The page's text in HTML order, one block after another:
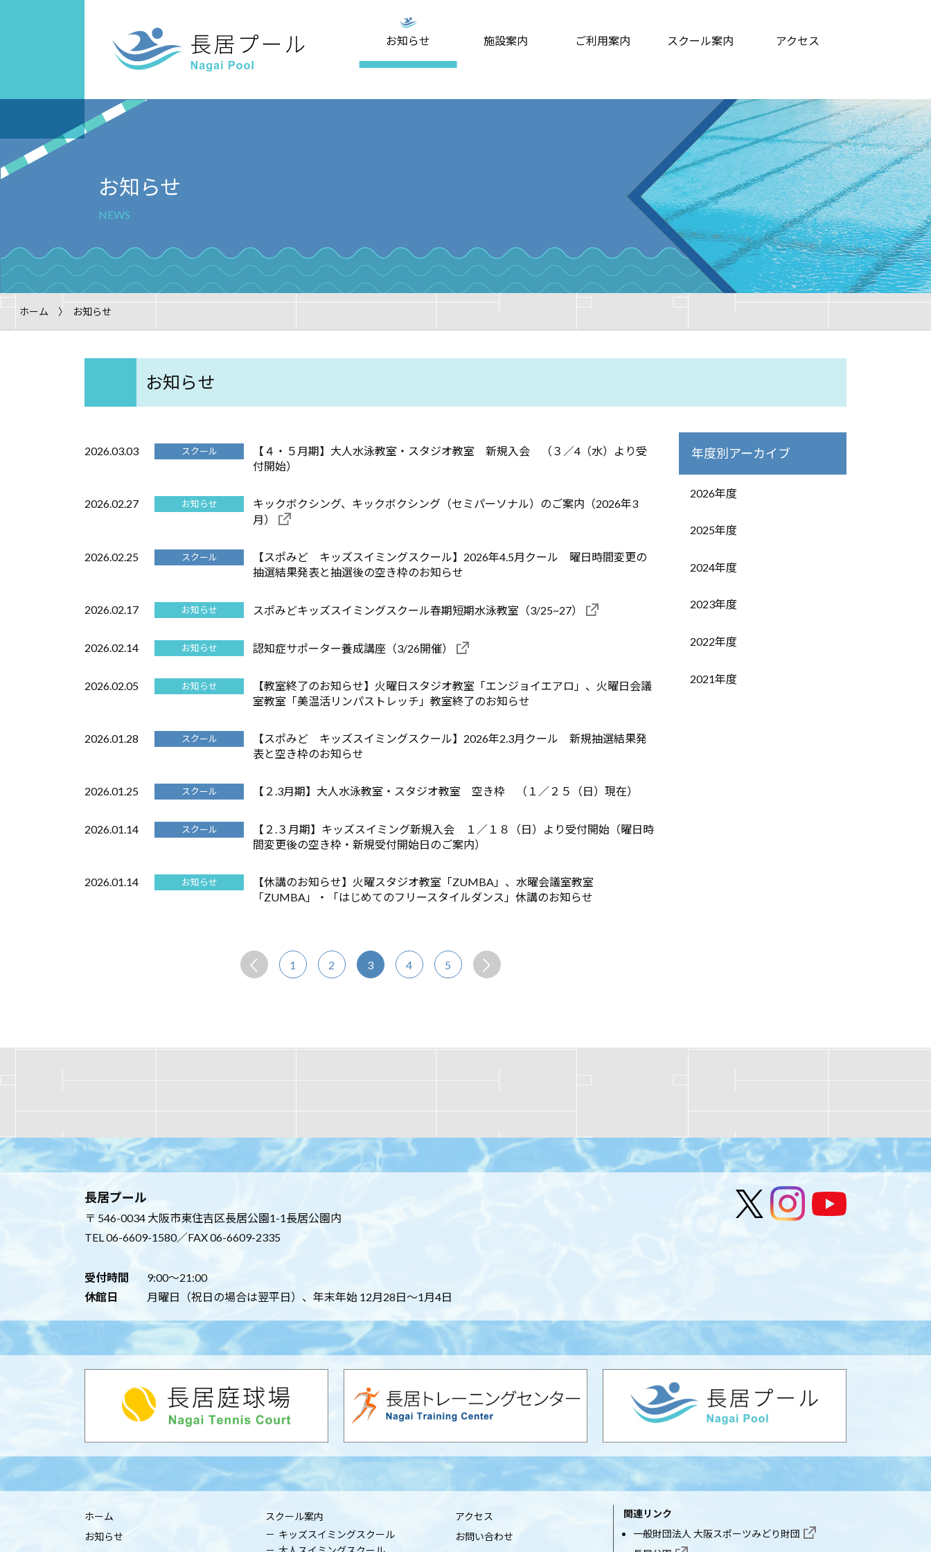
お知らせ 施設案内 ご利用案内
よくある質問
スクール案内
コーチ紹介
アクセス
お知らせ
NEWS
ホーム お知らせ
お知らせ
2026.03.03 スクール
【４・５月期】大人水泳教室・スタジオ教室 新規入会 （３／4（水）より受
付開始）
2026.02.27 お知らせ
キックボクシング、キックボクシング（セミパーソナル）のご案内（2026年3
月）
2026.02.25 スクール
【スポみど キッズスイミングスクール】2026年4.5月クール 曜日時間変更の
抽選結果発表と抽選後の空き枠のお知らせ
2026.02.17 お知らせ スポみどキッズスイミングスクール春期短期水泳教室（3/25~27）
2026.02.14 お知らせ 認知症サポーター養成講座（3/26開催）
2026.02.05 お知らせ
【教室終了のお知らせ】火曜日スタジオ教室「エンジョイエアロ」、火曜日会議
室教室「美温活リンパストレッチ」教室終了のお知らせ
2026.01.28 スクール
【スポみど キッズスイミングスクール】2026年2.3月クール 新規抽選結果発
表と空き枠のお知らせ
2026.01.25 スクール 【２.3月期】大人水泳教室・スタジオ教室 空き枠 （１／２５（日）現在）
2026.01.14 スクール
【２.３月期】キッズスイミング新規入会 １／１８（日）より受付開始（曜日時
間変更後の空き枠・新規受付開始日のご案内）
2026.01.14 お知らせ
【休講のお知らせ】火曜スタジオ教室「ZUMBA」、水曜会議室教室
「ZUMBA」・「はじめてのフリースタイルダンス」休講のお知らせ
1 2 3 4 5
年度別アーカイブ
2026年度
2025年度
2024年度
2023年度
2022年度
2021年度
長居プール
〒 546-0034 大阪市東住吉区長居公園1-1長居公園内
TEL06-6609-1580／FAX 06-6609-2335
受付時間
9:00～21:00
休館日
月曜日（祝日の場合は翌平日）、年末年始 12月28日～1月4日
ホーム
お知らせ
スクール案内
キッズスイミングスクール
アクセス
お問い合わせ
関連リンク
一般財団法人 大阪スポーツみどり財団